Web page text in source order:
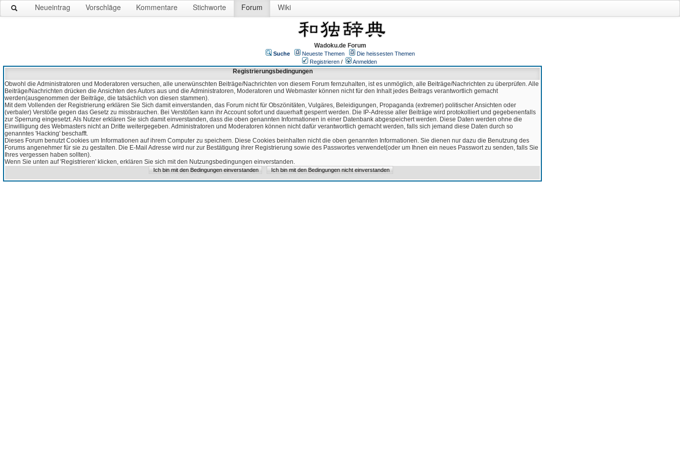
Neueintrag Vorschläge Kommentare Stichworte Forum Wiki
Wadoku.de Forum
Suche Neueste Themen
Die heissesten Themen
Registrieren / Anmelden
Registrierungsbedingungen
Obwohl die Administratoren und Moderatoren versuchen, alle unerwünschten Beiträge/Nachrichten von diesem Forum fernzuhalten, ist es unmöglich, alle Beiträge/Nachrichten zu überprüfen. Alle
Beiträge/Nachrichten drücken die Ansichten des Autors aus und die Administratoren, Moderatoren und Webmaster können nicht für den Inhalt jedes Beitrags verantwortlich gemacht
werden(ausgenommen der Beiträge, die tatsächlich von diesen stammen).
Mit dem Vollenden der Registrierung erklären Sie Sich damit einverstanden, das Forum nicht für Obszönitäten, Vulgäres, Beleidigungen, Propaganda (extremer) politischer Ansichten oder
(verbaler) Verstöße gegen das Gesetz zu missbrauchen. Bei Verstößen kann ihr Account sofort und dauerhaft gesperrt werden. Die IP-Adresse aller Beiträge wird protokolliert und gegebenenfalls
zur Sperrung eingesetzt. Als Nutzer erklären Sie sich damit einverstanden, dass die oben genannten Informationen in einer Datenbank abgespeichert werden. Diese Daten werden ohne die
Einwilligung des Webmasters nicht an Dritte weitergegeben. Administratoren und Moderatoren können nicht dafür verantwortlich gemacht werden, falls sich jemand diese Daten durch so
genanntes 'Hacking' beschafft.
Dieses Forum benutzt Cookies um Informationen auf ihrem Computer zu speichern. Diese Cookies beinhalten nicht die oben genannten Informationen. Sie dienen nur dazu die Benutzung des
Forums angenehmer für sie zu gestalten. Die E-Mail Adresse wird nur zur Bestätigung ihrer Registrierung sowie des Passwortes verwendet(oder um Ihnen ein neues Passwort zu senden, falls Sie
Ihres vergessen haben sollten).
Wenn Sie unten auf 'Registrieren' klicken, erklären Sie sich mit den Nutzungsbedingungen einverstanden.